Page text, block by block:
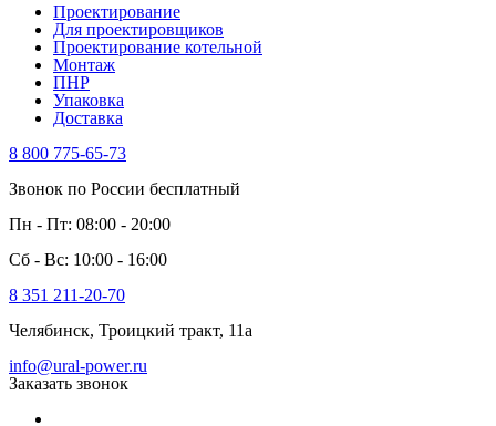
Проектирование
Для проектировщиков
Проектирование котельной
Монтаж
ПНР
Упаковка
Доставка
8 800 775-65-73
Звонок по России бесплатный
Пн - Пт: 08:00 - 20:00
Сб - Вс: 10:00 - 16:00
8 351 211-20-70
Челябинск, Троицкий тракт, 11а
info@ural-power.ru
Заказать звонок